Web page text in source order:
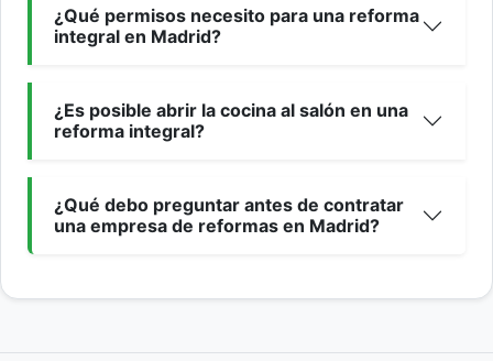
¿Qué permisos necesito para una reforma
integral en Madrid?
¿Es posible abrir la cocina al salón en una
reforma integral?
¿Qué debo preguntar antes de contratar
una empresa de reformas en Madrid?